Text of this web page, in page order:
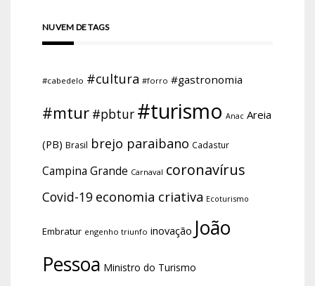
NUVEM DE TAGS
#cabedelo #cultura #forro #gastronomia
#mtur #pbtur #turismo Anac Areia
(PB) Brasil brejo paraibano Cadastur
Campina Grande Carnaval coronavírus
Covid-19 economia criativa Ecoturismo
Embratur engenho triunfo inovação João
Pessoa Ministro do Turismo